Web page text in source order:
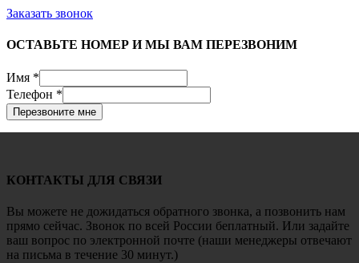
Заказать звонок
ОСТАВЬТЕ НОМЕР И МЫ ВАМ ПЕРЕЗВОНИМ
Имя *
Телефон *
Перезвоните мне
КОНТАКТЫ ДЛЯ СВЯЗИ
Вы можете не дожидаться обратного звонка, а позвонить нам
прямо сейчас. Звонок по всей России беплатный. Или задайте
ваш вопрос по электронной почте (наши менеджеры отвечают
на письма в течение 30 минут.)